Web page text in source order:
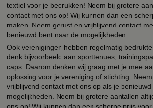
textiel voor je bedrukken! Neem bij grotere
contact met ons op! Wij kunnen dan een
maken. Neem gerust en vrijblijvend contact
benieuwd bent naar de mogelijkheden.
Ook verenigingen hebben regelmatig bedrukte
denk bijvoorbeeld aan sporttenues,
caps. Daarom denken wij graag met je mee
oplossing voor je vereniging of stichting.
vrijblijvend contact met ons op als je
mogelijkheden. Neem bij grotere aantallen
ons op! Wij kunnen dan een scherpe prijs